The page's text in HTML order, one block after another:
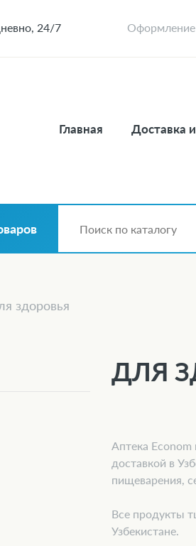
24/7 Оформление
Главная Доставка
здоровья
ДЛЯ
Аптека
доставкой в
пищеварения,
Все продукты
Узбекистане.